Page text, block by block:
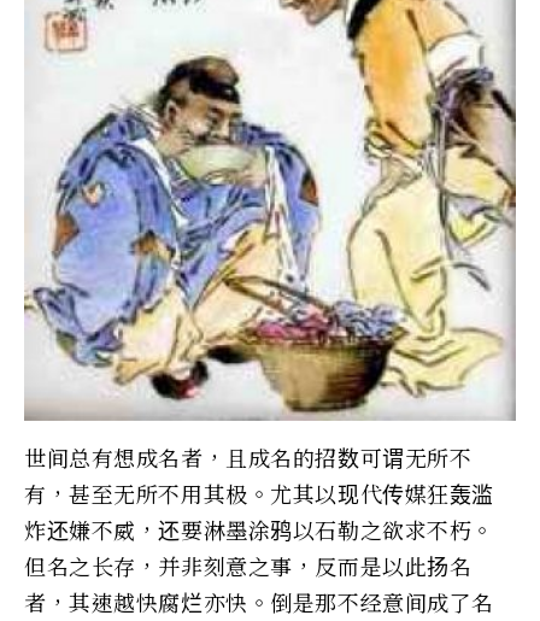
世间总有想成名者，且成名的招数可谓无所不
有，甚至无所不用其极。尤其以现代传媒狂轰滥
炸还嫌不威，还要淋墨涂鸦以石勒之欲求不朽。
但名之长存，并非刻意之事，反而是以此扬名
者，其速越快腐烂亦快。倒是那不经意间成了名